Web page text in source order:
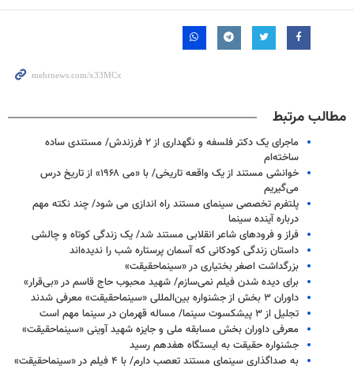
مطالب مرتبط
ماجرای یک دکتر فلسفه و نگهداری از ۲ فرزندش/ مستندی ساده
ساخته‌ام
خوانشی مستند از یک واقعه تاریخی/ با «می ۱۹۶۸» از تاریخ درس
می‌گیریم
پلتفرم تخصصی سینمای مستند راه اندازی می شود/ چند نکته مهم
درباره آینده سینما
فراز و فرودهای شاعر انقلابی مستند شد/ یک زندگی کوتاه و چالشی
داستان زندگی کودکانی که آسمان پرستاره‌ شب را ندیده‌اند
بزرگداشت اصغر بختیاری در «سینماحقیقت»
برای دیده شدن فیلم نمی‌سازم/ شهید محبوب حاج قاسم در «بی‌قرار»
داوران ۳ بخش از جشنواره بین‌المللی «سینماحقیقت» معرفی شدند
تجلیل از ۳ پیشکسوت سینما/ مساله قهرمان در سینما مهم است
معرفی داوران بخش مسابقه ملی و جایزه شهید آوینی «سینماحقیقت»
جشنواره حقیقت به ایستگاه هفدهم رسید
به صداگذاری سینمای مستند تعصب دارم/ با ۴ فیلم در «سینماحقیقت»